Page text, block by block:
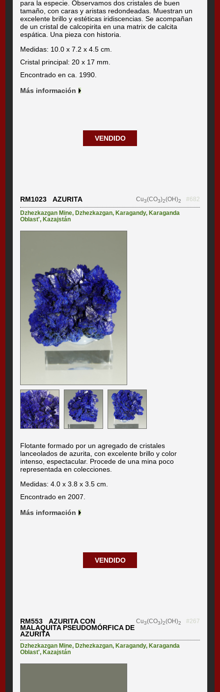
para la especie. Observamos dos cristales de buen
tamaño, con caras y aristas redondeadas. Muestran un
excelente brillo y estéticas iridiscencias. Se acompañan
de un cristal de calcopirita en una matrix de calcita
espática. Una pieza con historia.
Medidas: 10.0 x 7.2 x 4.5 cm.
Cristal principal: 20 x 17 mm.
Encontrado en ca. 1990.
Más información
VENDIDO
RM1023 AZURITA Cu3(CO3)2(OH)2
#682
Dzhezkazgan Mine,Dzhezkazgan,Karagandy,Karaganda
Oblast',Kazajstán
Flotante formado por un agregado de cristales
lanceolados de azurita, con excelente brillo y color
intenso, espectacular. Procede de una mina poco
representada en colecciones.
Medidas: 4.0 x 3.8 x 3.5 cm.
Encontrado en 2007.
Más información
VENDIDO
RM553 AZURITA CON
MALAQUITA PSEUDOMÓRFICA DE
AZURITA
Cu3(CO3)2(OH)2 #267
Dzhezkazgan Mine,Dzhezkazgan,Karagandy,Karaganda
Oblast',Kazajstán